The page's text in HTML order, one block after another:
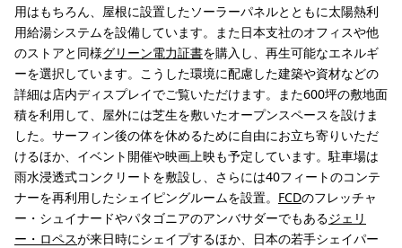
用はもちろん、屋根に設置したソーラーパネルとともに太陽熱利
用給湯システムを設備しています。また日本支社のオフィスや他
のストアと同様グリーン電力証書を購入し、再生可能なエネルギ
ーを選択しています。こうした環境に配慮した建築や資材などの
詳細は店内ディスプレイでご覧いただけます。また600坪の敷地面
積を利用して、屋外には芝生を敷いたオープンスペースを設けま
した。サーフィン後の体を休めるために自由にお立ち寄りいただ
けるほか、イベント開催や映画上映も予定しています。駐車場は
雨水浸透式コンクリートを敷設し、さらには40フィートのコンテ
ナーを再利用したシェイピングルームを設置。 FCDのフレッチャ
ー・シュイナードやパタゴニアのアンバサダーでもあるジェリ
ー・ロペスが来日時にシェイプするほか、日本の若手シェイパー